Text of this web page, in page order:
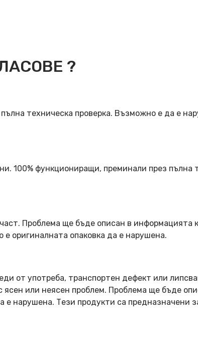
?
техническа проверка. Възможно е да е
100% функциониращи, преминали през пълна
Проблема ще бъде описан в информацията
оригиналната опаковка да е нарушена.
от употреба, транспортен дефект или
или неясен проблем. Проблема ще бъде
е нарушена. Тези продукти са предназначени